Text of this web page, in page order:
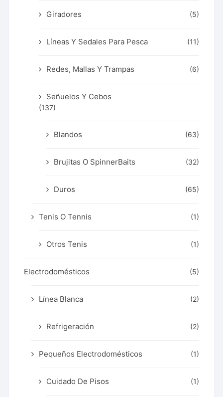
Giradores (5)
Líneas Y Sedales Para Pesca (11)
Redes, Mallas Y Trampas (6)
Señuelos Y Cebos
(137)
Blandos (63)
Brujitas O SpinnerBaits (32)
Duros (65)
Tenis O Tennis (1)
Otros Tenis (1)
Electrodomésticos (5)
Línea Blanca (2)
Refrigeración (2)
Pequeños Electrodomésticos (1)
Cuidado De Pisos (1)